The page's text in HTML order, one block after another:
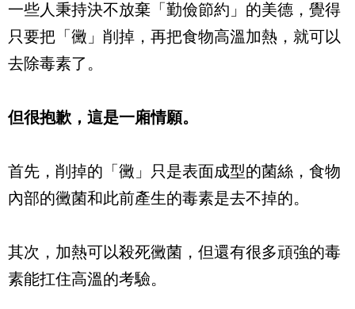
一些人秉持決不放棄「勤儉節約」的美德，覺得
只要把「黴」削掉，再把食物高溫加熱，就可以
去除毒素了。
但很抱歉，這是一廂情願。
首先，削掉的「黴」只是表面成型的菌絲，食物
內部的黴菌和此前產生的毒素是去不掉的。
其次，加熱可以殺死黴菌，但還有很多頑強的毒
素能扛住高溫的考驗。